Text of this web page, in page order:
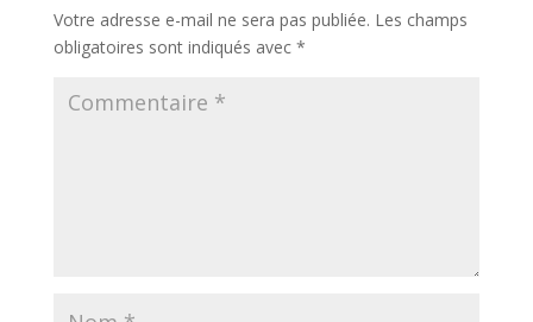
Votre adresse e-mail ne sera pas publiée. Les champs
obligatoires sont indiqués avec *